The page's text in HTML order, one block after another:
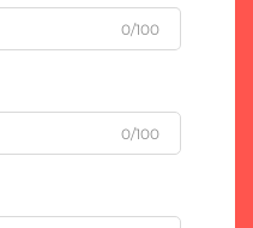
0/100
0/100